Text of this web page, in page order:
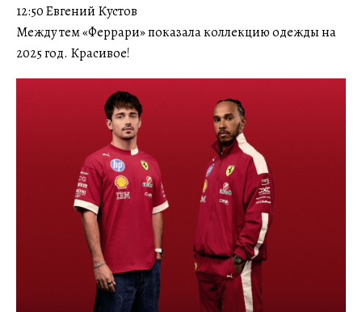
12:50 Евгений Кустов
Между тем «Феррари» показала коллекцию одежды на
2025 год. Красивое!